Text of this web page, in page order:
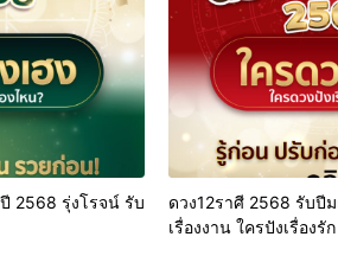
2568 รุ่งโรจน์ รับ
ดวง12ราศี 2568 รับปี
เรื่องงาน ใครปังเรื่องรั